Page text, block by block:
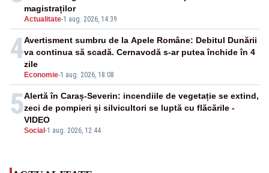
Actualitate-1 aug. 2026, 14:39
magistraților
4
Economie-1 aug. 2026, 18:08
Avertisment sumbru de la Apele Române: Debitul Dunării
va continua să scadă. Cernavodă s-ar putea închide în 4
zile
5
Social -1 aug. 2026, 12:44
Alertă în Caraș-Severin: incendiile de vegetație se extind,
zeci de pompieri și silvicultori se luptă cu flăcările -
VIDEO